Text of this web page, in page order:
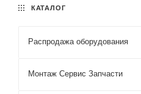
КАТАЛОГ
Распродажа оборудования
Монтаж Сервис Запчасти